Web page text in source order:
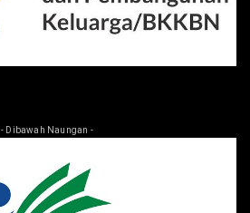
- Dibawah Naungan -